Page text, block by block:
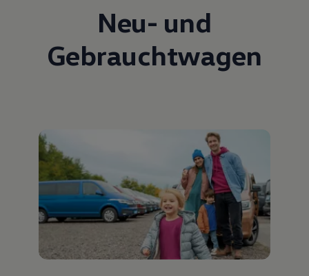
Neu- und
Gebrauchtwagen